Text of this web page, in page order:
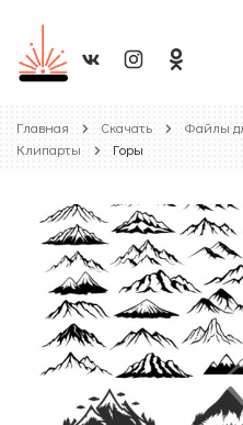
Главная Скачать
Файлы
Клипарты
Горы